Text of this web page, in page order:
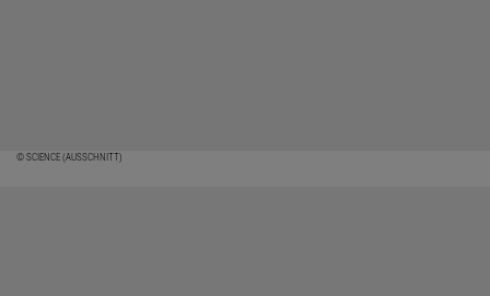
© SCIENCE (AUSSCHNITT)